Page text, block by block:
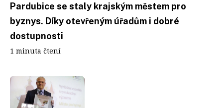
Pardubice se staly krajským městem pro
byznys. Díky otevřeným úřadům i dobré
dostupnosti
1 minuta čtení